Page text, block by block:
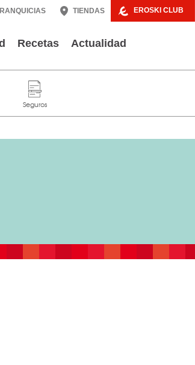
EROSKI CLUB
TIENDAS
Recetas Actualidad